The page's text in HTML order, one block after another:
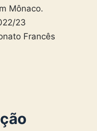
Mônaco.
23
Francês